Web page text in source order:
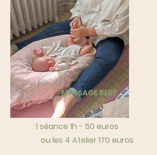
MASSAGE BEBE
1 séance 1h - 50 euros
ou les 4 Atelier 170 euros